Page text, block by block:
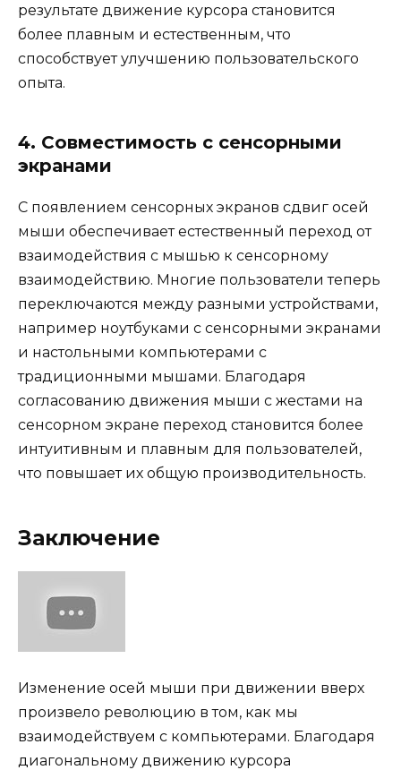
результате движение курсора становится
более плавным и естественным, что
способствует улучшению пользовательского
опыта.
4. Совместимость с сенсорными
экранами
С появлением сенсорных экранов сдвиг осей
мыши обеспечивает естественный переход от
взаимодействия с мышью к сенсорному
взаимодействию. Многие пользователи теперь
переключаются между разными устройствами,
например ноутбуками с сенсорными экранами
и настольными компьютерами с
традиционными мышами. Благодаря
согласованию движения мыши с жестами на
сенсорном экране переход становится более
интуитивным и плавным для пользователей,
что повышает их общую производительность.
Заключение
Изменение осей мыши при движении вверх
произвело революцию в том, как мы
взаимодействуем с компьютерами. Благодаря
диагональному движению курсора